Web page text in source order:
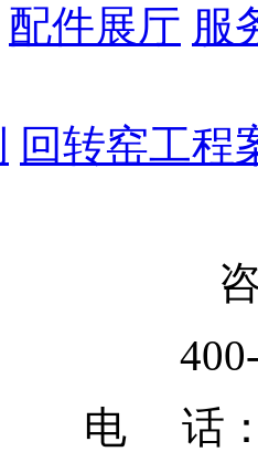
配件展厅 服
回转窑工程
电 话：